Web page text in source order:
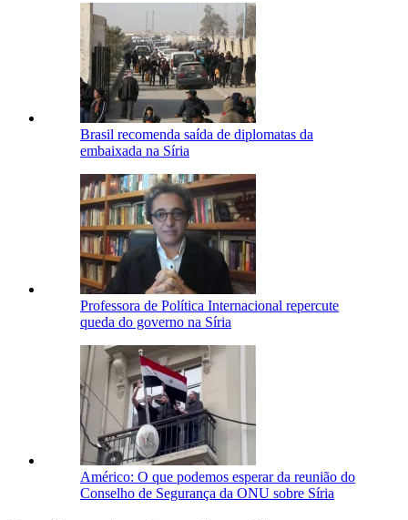
Brasil recomenda saída de diplomatas da
embaixada na Síria
Professora de Política Internacional repercute
queda do governo na Síria
Américo: O que podemos esperar da reunião do
Conselho de Segurança da ONU sobre Síria